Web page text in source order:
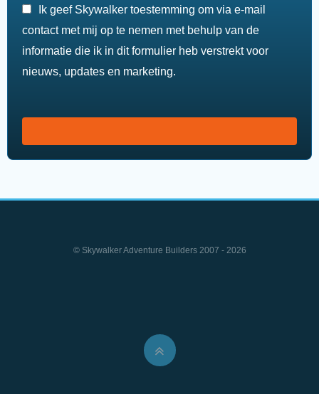
Ik geef Skywalker toestemming om via e-mail
contact met mij op te nemen met behulp van de
informatie die ik in dit formulier heb verstrekt voor
nieuws, updates en marketing.
© Skywalker Adventure Builders 2007 - 2026